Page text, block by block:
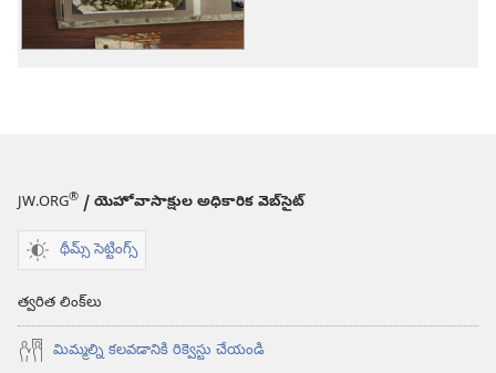
JW.ORG® / యెహోవాసాక్షుల అధికారిక వెబ్‌సైట్‌
థీమ్స్ సెట్టింగ్స్
త్వరిత లింక్‌లు
మిమ్మల్ని కలవడానికి రిక్వెస్టు చేయండి